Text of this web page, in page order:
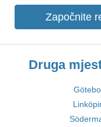
Započnite
Druga